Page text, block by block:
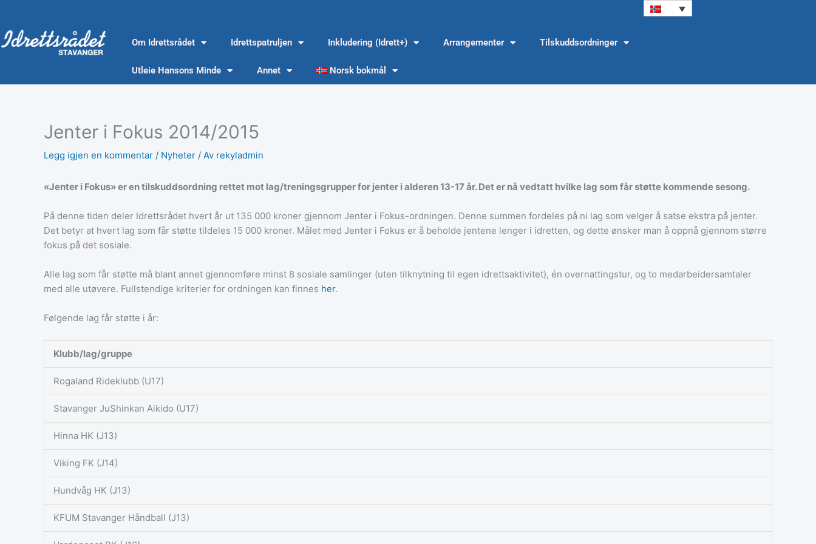
til
innholdet
Om Idrettsrådet Idrettspatruljen Inkludering (Idrett+) Arrangementer Tilskuddsordninger
Utleie Hansons Minde Annet Norsk bokmål
Jenter i Fokus 2014/2015
Legg igjen en kommentar / Nyheter / Av rekyladmin
«Jenter i Fokus» er en tilskuddsordning rettet mot lag/treningsgrupper for jenter i alderen 13-17 år. Det er nå vedtatt hvilke lag som får støtte kommende sesong.
På denne tiden deler Idrettsrådet hvert år ut 135 000 kroner gjennom Jenter i Fokus-ordningen. Denne summen fordeles på ni lag som velger å satse ekstra på jenter.
Det betyr at hvert lag som får støtte tildeles 15 000 kroner. Målet med Jenter i Fokus er å beholde jentene lenger i idretten, og dette ønsker man å oppnå gjennom større
fokus på det sosiale.
Alle lag som får støtte må blant annet gjennomføre minst 8 sosiale samlinger (uten tilknytning til egen idrettsaktivitet), én overnattingstur, og to medarbeidersamtaler
med alle utøvere. Fullstendige kriterier for ordningen kan finnes her.
Følgende lag får støtte i år:
Klubb/lag/gruppe
Rogaland Rideklubb (U17)
Stavanger JuShinkan Aikido (U17)
Hinna HK (J13)
Viking FK (J14)
Hundvåg HK (J13)
KFUM Stavanger Håndball (J13)